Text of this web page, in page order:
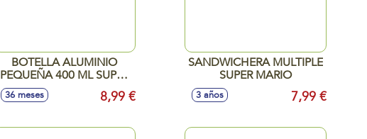
BOTELLA ALUMINIO
PEQUEÑA 400 ML SUPER
MARIO
36 meses 8,99 €
SANDWICHERA MULTIPLE
SUPER MARIO
3 años 7,99 €